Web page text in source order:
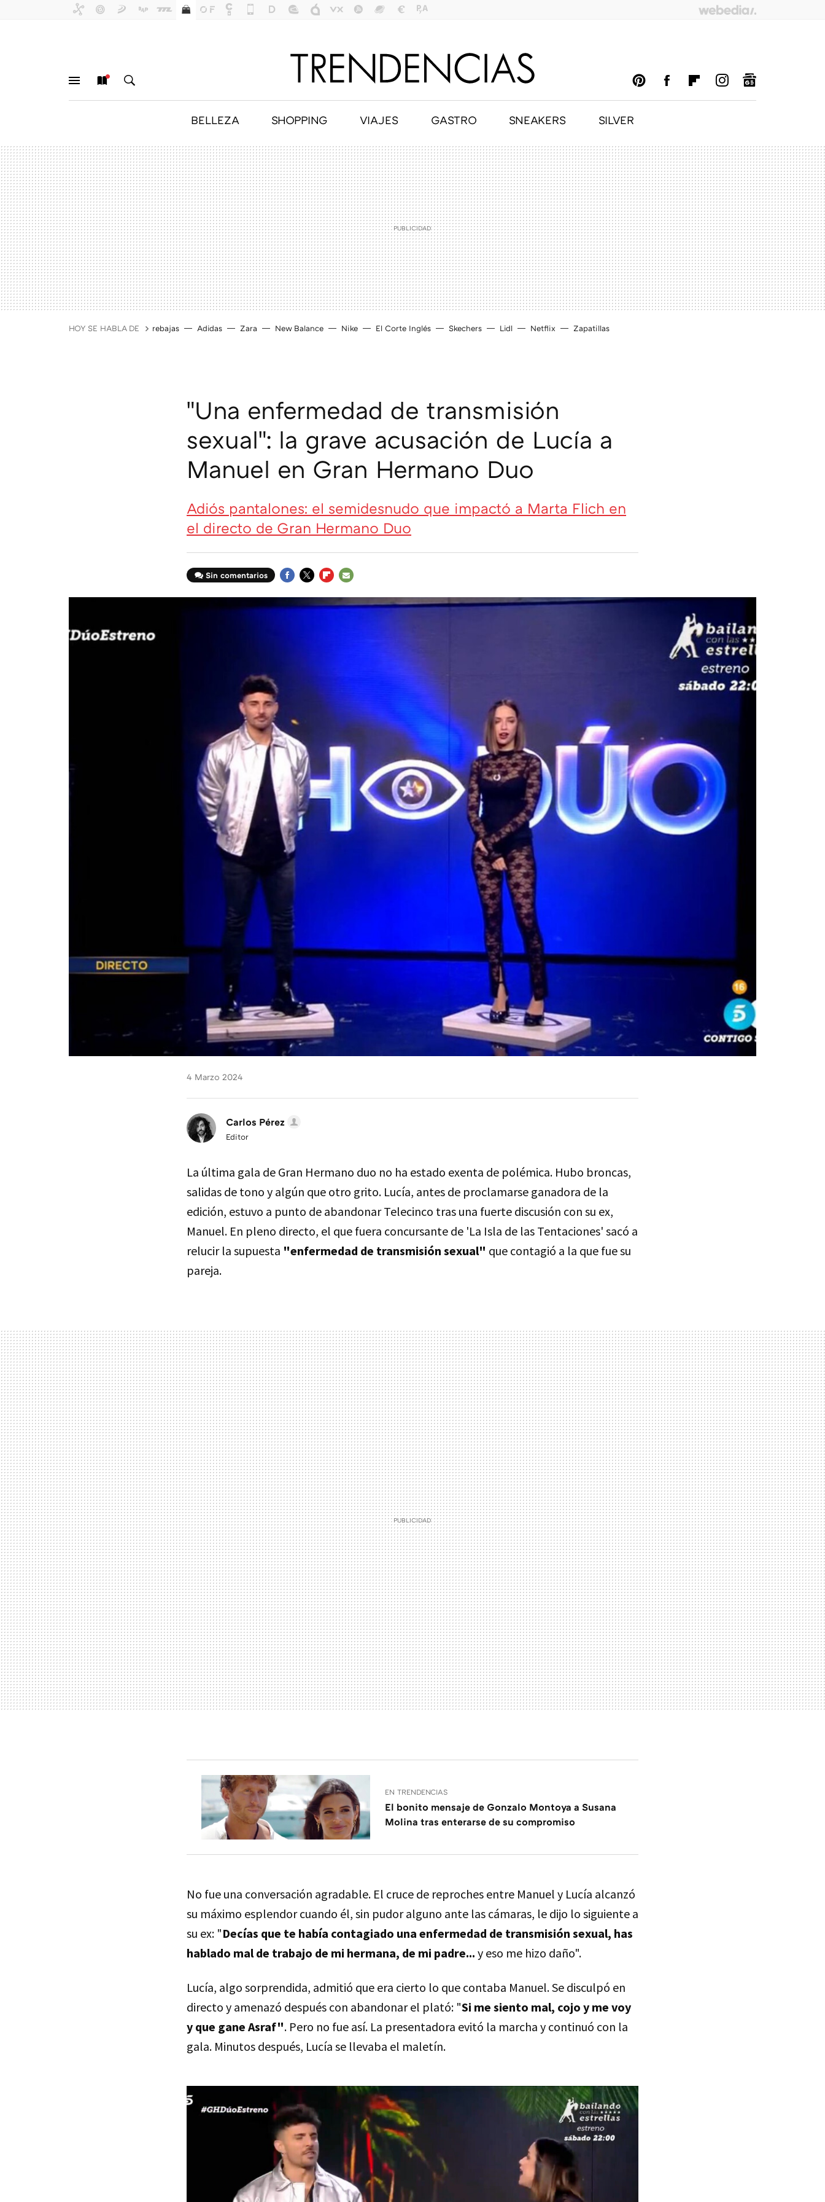
BELLEZA SHOPPING VIAJES GASTRO SNEAKERS SILVER
HOY SE HABLA DE rebajas Adidas Zara New Balance Nike El Corte Inglés Skechers Lidl Netflix Zapatillas
"Una enfermedad de transmisión
sexual": la grave acusación de Lucía a
Manuel en Gran Hermano Duo
Adiós pantalones: el semidesnudo que impactó a Marta Flich en
el directo de Gran Hermano Duo
Sin comentarios
MAIL
4 Marzo 2024
Carlos Pérez
Editor
La última gala de Gran Hermano duo no ha estado exenta de polémica. Hubo broncas,
salidas de tono y algún que otro grito. Lucía, antes de proclamarse ganadora de la
edición, estuvo a punto de abandonar Telecinco tras una fuerte discusión con su ex,
Manuel. En pleno directo, el que fuera concursante de 'La Isla de las Tentaciones' sacó a
relucir la supuesta "enfermedad de transmisión sexual" que contagió a la que fue su
pareja.
EN TRENDENCIAS
El bonito mensaje de Gonzalo Montoya a Susana
Molina tras enterarse de su compromiso
No fue una conversación agradable. El cruce de reproches entre Manuel y Lucía alcanzó
su máximo esplendor cuando él, sin pudor alguno ante las cámaras, le dijo lo siguiente a
su ex: "Decías que te había contagiado una enfermedad de transmisión sexual, has
hablado mal de trabajo de mi hermana, de mi padre... y eso me hizo daño".
Lucía, algo sorprendida, admitió que era cierto lo que contaba Manuel. Se disculpó en
directo y amenazó después con abandonar el plató: "Si me siento mal, cojo y me voy
y que gane Asraf". Pero no fue así. La presentadora evitó la marcha y continuó con la
gala. Minutos después, Lucía se llevaba el maletín.